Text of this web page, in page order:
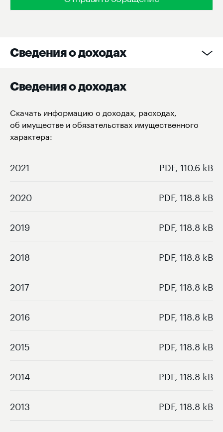
Сведения о доходах
Сведения о доходах
Скачать информацию о доходах, расходах,
об имуществе и обязательствах имущественного
характера:
2021 PDF, 110.6 kB
2020 PDF, 118.8 kB
2019 PDF, 118.8 kB
2018 PDF, 118.8 kB
2017 PDF, 118.8 kB
2016 PDF, 118.8 kB
2015 PDF, 118.8 kB
2014 PDF, 118.8 kB
2013 PDF, 118.8 kB